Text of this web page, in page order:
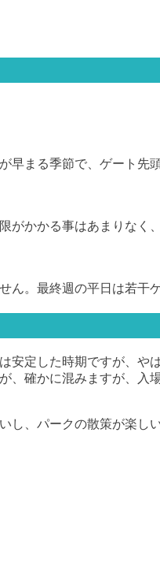
まる季節で、ゲート先
かかる事はあまりな
。最終週の平日は若干
定した時期ですが、
確かに混みますが、
し、パークの散策が楽しい